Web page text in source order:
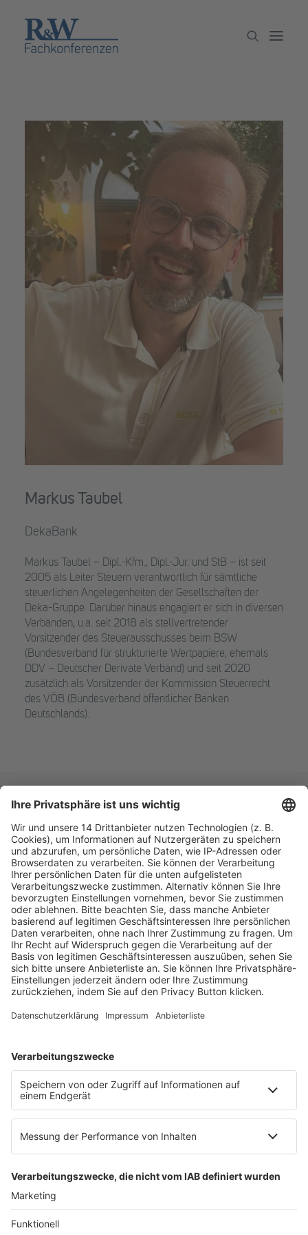
Partner werden
Newsletter
Markus Taubel
DekaBank
Markus Taubel – Dipl.-Kfm., Dipl.-Jur. und StB – ist seit
2005 als Leiter Steuern verantwortlich für sämtliche
steuerlichen Angelegenheiten der Gesellschaften der
Deka-Gruppe. Darüber hinaus engagiert er sich in diversen
Verbänden, u.a. seit 2018 als stellvertretender
Vorsitzender des Steuerausschusses beim BSW
(Bundesverband für strukturierte Wertpapiere, ehemals
DDV – Deutscher Derivate Verband) und seit 2020
zusätzlich als Vorsitzender der Kommission Steuerrecht
des VÖB (Bundesverband öffentlicher Banken
Deutschlands).
Fachmedien Recht und Wirtschaft
Ein Fachbereich der
dfv Mediengruppe
Mainzer Landstr. 251
60326 Frankfurt am Main
E-Mail:info@ruw.de
Web:https://www.ruw.de
AGB
Datenschutzerklärung
Genderhinweis
Cookie-Einstellungen